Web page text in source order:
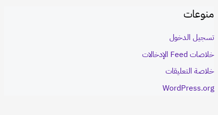
منوعات
تسجيل الدخول
خلاصات Feed الإدخالات
خلاصة التعليقات
WordPress.org